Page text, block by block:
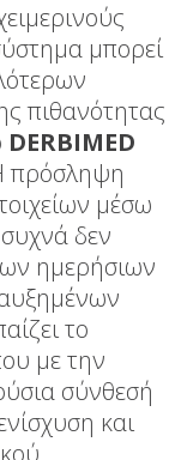
μπορεί
πιθανότητας
DERBIMED
πρόσληψη
μέσω
δεν
ημερήσιων
το
με την
σύνθεσή
και